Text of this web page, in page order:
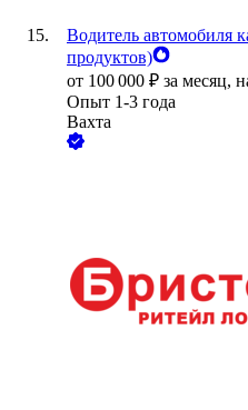
Водитель автомобиля
продуктов)
от 100 000 ₽ за месяц,
Опыт 1-3 года
Вахта